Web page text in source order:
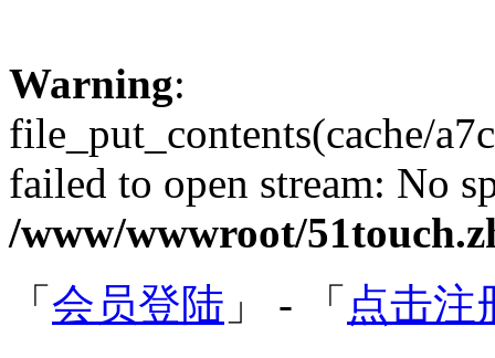
Warning:
file_put_contents(cache/
failed to open stream: No
/www/wwwroot/
「 会员登陆 」 - 「 点击注